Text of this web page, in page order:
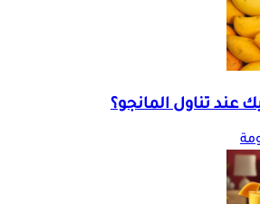
عند تناول المانجو؟